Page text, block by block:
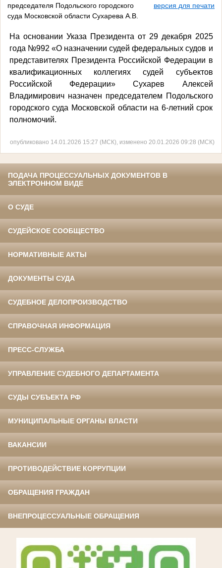
председателя Подольского городского
суда Московской области Сухарева А.В.
версия для печати
На основании Указа Президента от 29 декабря 2025
года №992 «О назначении судей федеральных судов и
представителях Президента Российской Федерации в
квалификационных коллегиях судей субъектов
Российской Федерации» Сухарев Алексей
Владимирович назначен председателем Подольского
городского суда Московской области на 6-летний срок
полномочий.
опубликовано 14.01.2026 15:27 (МСК), изменено 20.01.2026 09:28 (МСК)
ПОДАЧА ПРОЦЕССУАЛЬНЫХ ДОКУМЕНТОВ В
ЭЛЕКТРОННОМ ВИДЕ
О СУДЕ
СУДЕЙСКОЕ СООБЩЕСТВО
НОРМАТИВНЫЕ АКТЫ
ДОКУМЕНТЫ СУДА
СУДЕБНОЕ ДЕЛОПРОИЗВОДСТВО
СПРАВОЧНАЯ ИНФОРМАЦИЯ
ПРЕСС-СЛУЖБА
УПРАВЛЕНИЕ СУДЕБНОГО ДЕПАРТАМЕНТА
СУДЫ СУБЪЕКТА РФ
МУНИЦИПАЛЬНЫЕ ОРГАНЫ ВЛАСТИ
ВАКАНСИИ
ПРОТИВОДЕЙСТВИЕ КОРРУПЦИИ
ОБРАЩЕНИЯ ГРАЖДАН
ВНЕПРОЦЕССУАЛЬНЫЕ ОБРАЩЕНИЯ